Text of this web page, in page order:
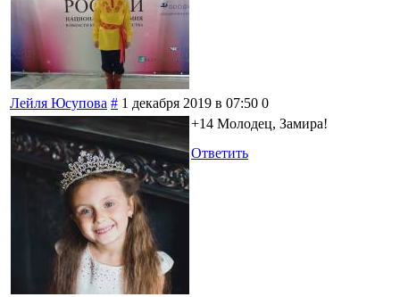
Лейля Юсупова # 1 декабря 2019 в 07:50 0
+14 Молодец, Замира!
Ответить